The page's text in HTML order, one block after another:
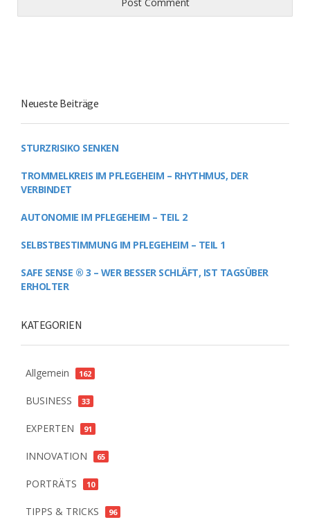
Neueste Beiträge
STURZRISIKO SENKEN
TROMMELKREIS IM PFLEGEHEIM – RHYTHMUS, DER
VERBINDET
AUTONOMIE IM PFLEGEHEIM – TEIL 2
SELBSTBESTIMMUNG IM PFLEGEHEIM – TEIL 1
SAFE SENSE ® 3 – WER BESSER SCHLÄFT, IST TAGSÜBER
ERHOLTER
KATEGORIEN
Allgemein 162
BUSINESS 33
EXPERTEN 91
INNOVATION 65
PORTRÄTS 10
TIPPS & TRICKS 96